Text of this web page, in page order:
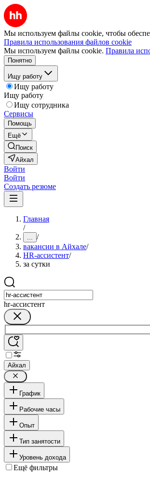
Мы используем файлы cookie, чтобы
Правила использования файлов cookie
Мы используем файлы cookie. Правила
Понятно
Ищу работу
Ищу работу
Ищу работу
Ищу сотрудника
Сервисы
Помощь
Ещё
Поиск
Айхал
Войти
Войти
Создать резюме
Главная
/
... /
вакансии в Айхале/
HR-ассистент/
за сутки
hr-ассистент
Айхал
График
Рабочие часы
Опыт
Тип занятости
Уровень дохода
Ещё фильтры